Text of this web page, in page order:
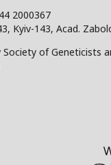
2000367
Kyiv-143, Acad.
of Geneticists